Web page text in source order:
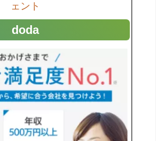
ェント
doda